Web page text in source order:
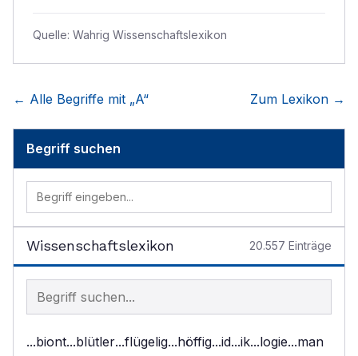
Quelle: Wahrig Wissenschaftslexikon
← Alle Begriffe mit „A“ Zum Lexikon →
Begriff suchen
Wissenschaftslexikon 20.557 Einträge
Begriff im Lexikon suchen
...biont...blütler...flügelig...höffig...id...ik...logie...man